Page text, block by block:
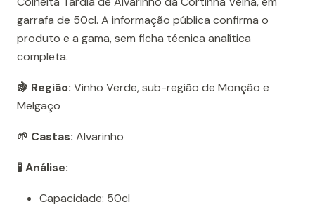
garrafa de 50cl. A informação pública confirma o
produto e a gama, sem ficha técnica analítica
completa.
🍇 Região: Vinho Verde, sub-região de Monção e
Melgaço
🌱 Castas: Alvarinho
🧪 Análise:
Capacidade: 50cl